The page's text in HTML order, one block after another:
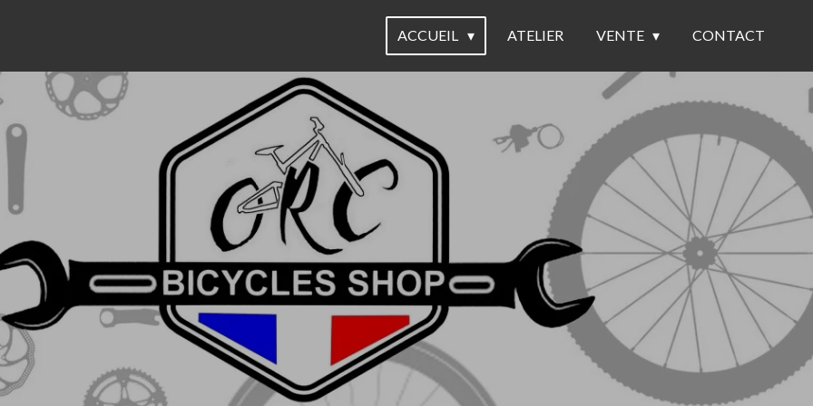
ACCUEIL ATELIER VENTE CONTACT